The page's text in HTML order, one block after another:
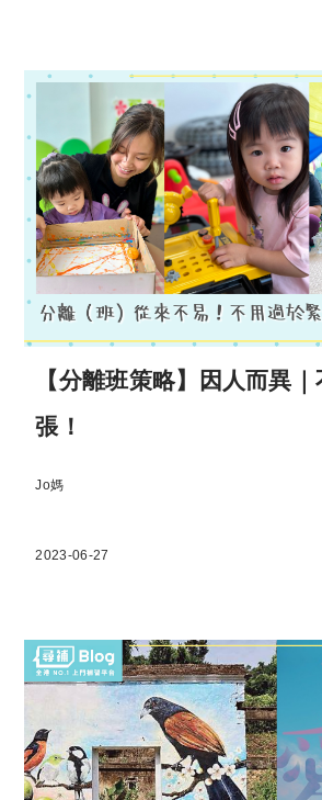
【分離班策略】因人而異
張！
Jo媽
2023-06-27